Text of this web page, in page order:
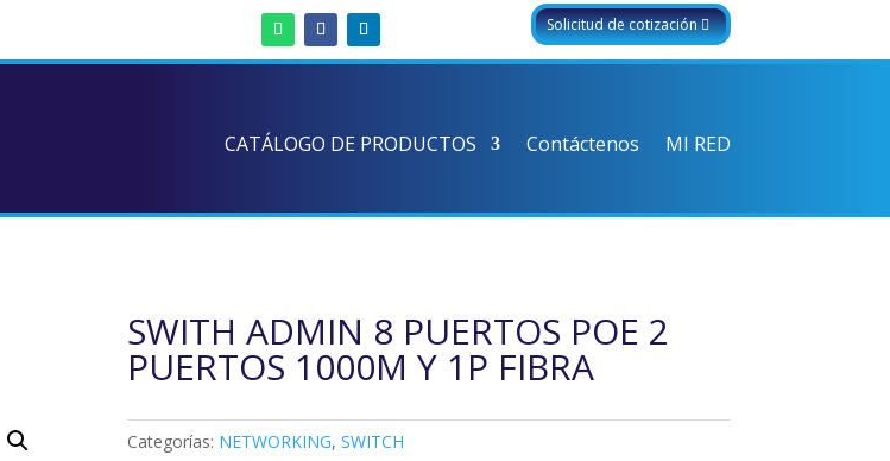
Solicitud de cotización
CATÁLOGO DE PRODUCTOS Contáctenos MI RED
SWITH ADMIN 8 PUERTOS POE 2
PUERTOS 1000M Y 1P FIBRA
Categorías: NETWORKING, SWITCH